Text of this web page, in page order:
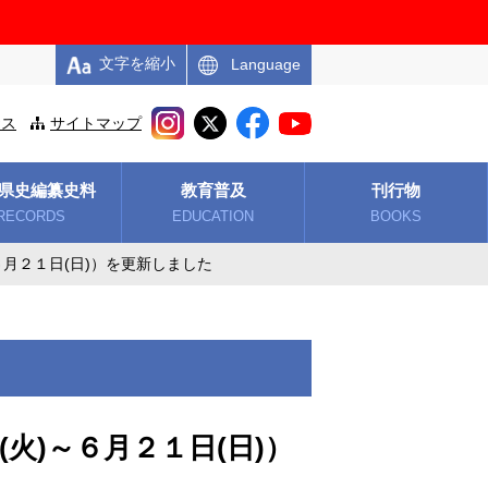
文字を縮小 Language
サイトマップ
史編纂史料 教育普及
EDUCATION
刊行物
BOOKS
２１日(日)）を更新しました
)～６月２１日(日)）